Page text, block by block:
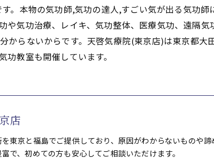
。本物の気功師,気功の達人,すごい気が出る気功
や気功治療、レイキ、気功整体、医療気功、遠隔
からないからです。天啓気療院(東京店)は東京都
教室も開催しています。
店
東京と福島でご提供しており、原因がわからないものや
で、初めての方も安心してご相談いただけます。